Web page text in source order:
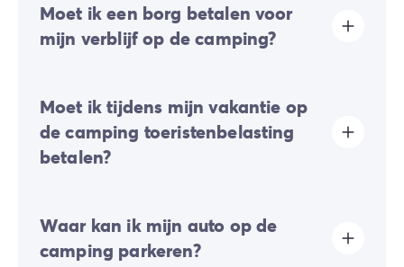
aanwezig, maar deze hinderen over het algemeen het
verplaatsen te voet of met een kinderwagen niet.
De toegankelijkheid voor PBM (Personen met
zijn beschikbaar op een selectie van campings.
Moet ik een borg betalen voor
mijn verblijf op de camping?
uw online check-in of eenmaal ter plaatse.
Moet ik tijdens mijn vakantie op
de camping toeristenbelasting
betalen?
plaatsen geheven. Je moet deze dus bij je online
reservering of ter plaatse betalen.
Waar kan ik mijn auto op de
camping parkeren?